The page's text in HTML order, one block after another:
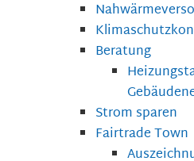
Beratung
Strom sparen
Fairtrade Town